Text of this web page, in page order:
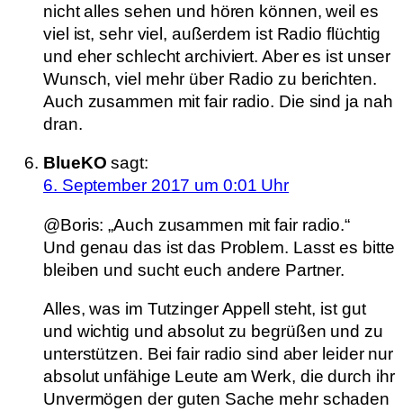
nicht alles sehen und hören können, weil es
viel ist, sehr viel, außerdem ist Radio flüchtig
und eher schlecht archiviert. Aber es ist unser
Wunsch, viel mehr über Radio zu berichten.
Auch zusammen mit fair radio. Die sind ja nah
dran.
BlueKO sagt:
6. September 2017 um 0:01 Uhr
@Boris: „Auch zusammen mit fair radio.“
Und genau das ist das Problem. Lasst es bitte
bleiben und sucht euch andere Partner.
Alles, was im Tutzinger Appell steht, ist gut
und wichtig und absolut zu begrüßen und zu
unterstützen. Bei fair radio sind aber leider nur
absolut unfähige Leute am Werk, die durch ihr
Unvermögen der guten Sache mehr schaden